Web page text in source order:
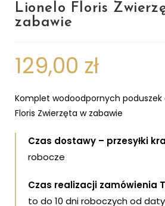
Lionelo Floris
zabawie
129,00 zł
Komplet wodoodpornych poduszek
Floris Zwierzęta w zabawie
Czas dostawy – przesyłki
robocze
Czas realizacji zamówienia
to do 10 dni roboczych od